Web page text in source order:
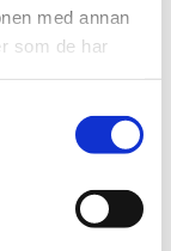
med annan
som de har